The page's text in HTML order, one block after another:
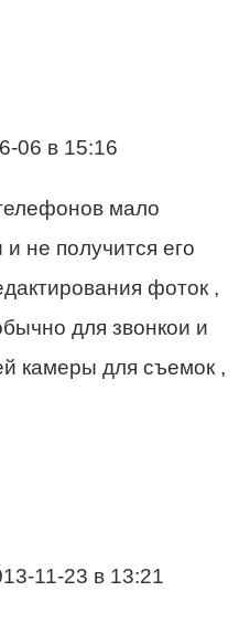
06 в 15:16
мало
не получится его
фоток ,
для звонкои и
камеры для съемок ,
11-23 в 13:21